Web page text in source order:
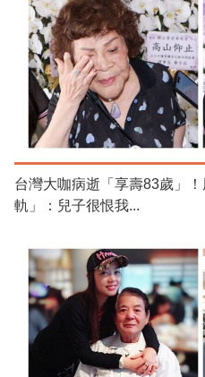
台灣大咖病逝「享壽83歲」
軌」：兒子很恨我...